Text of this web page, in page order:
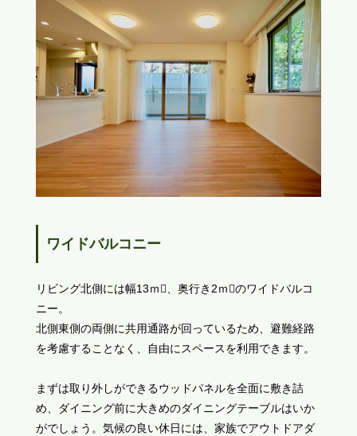
ワイドバルコニー
リビング北側には幅13ｍ、奥行き2ｍのワイドバルコ
ニー。
北側東側の両側に共用通路が回っているため、避難経路
を考慮することなく、自由にスペースを利用できます。
まずは取り外しができるウッドパネルを全面に敷き詰
め、ダイニング前に大きめのダイニングテーブルはいか
がでしょう。気候の良い休日には、家族でアウトドアダ